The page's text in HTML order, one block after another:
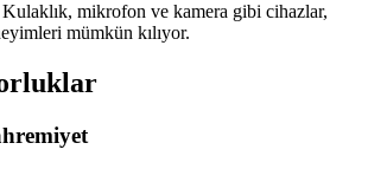
Kulaklık, mikrofon ve kamera gibi cihazlar,
mümkün kılıyor.